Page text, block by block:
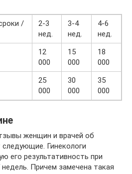
/
2-3
нед.
3-4
нед.
4-6
нед.
12
000
15
000
18
000
25
000
30
000
35
000
женщин и врачей об
Гинекологи
его результативность при
Причем замечена такая